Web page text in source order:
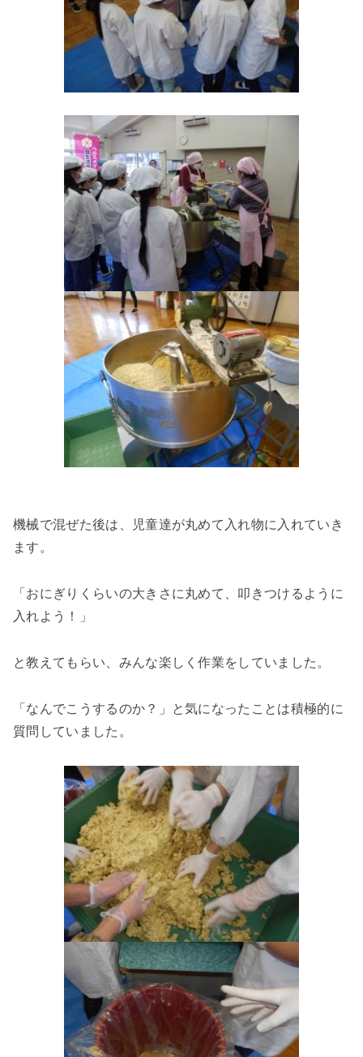
機械で混ぜた後は、児童達が丸めて入れ物に入れていき
ます。
「おにぎりくらいの大きさに丸めて、叩きつけるように
入れよう！」
と教えてもらい、みんな楽しく作業をしていました。
「なんでこうするのか？」と気になったことは積極的に
質問していました。